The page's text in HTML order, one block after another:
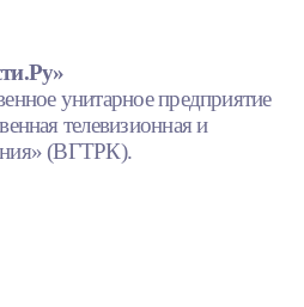
унитарное предприятие
телевизионная и
(ВГТРК).